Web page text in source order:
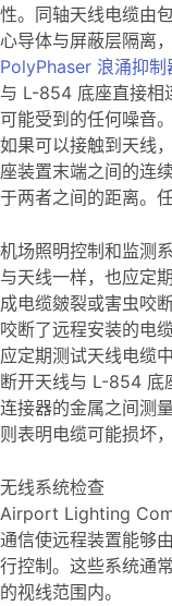
性。同轴天线电缆由
心导体与屏蔽层隔离
PolyPhaser 浪涌抑制
与 L-854 底座直接相
可能受到的任何噪音。
如果可以接触到天线
座装置末端之间的连
于两者之间的距离。
机场照明控制和监测
与天线一样，也应定
成电缆皴裂或害虫咬
咬断了远程安装的电
应定期测试天线电缆
断开天线与 L-854 底
连接器的金属之间测
则表明电缆可能损坏
无线系统检查
Airport Lighting
通信使远程装置能够
行控制。这些系统通
的视线范围内。